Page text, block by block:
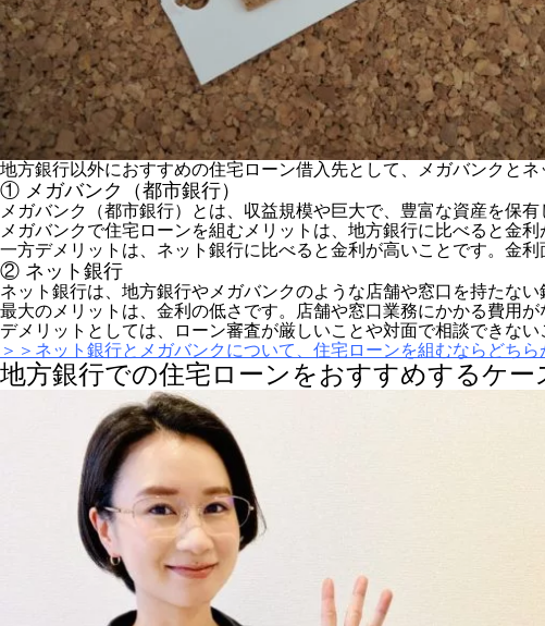
地方銀行以外におすすめの住宅ローン借入先として、メガバンクと
① メガバンク（都市銀行）
メガバンク（都市銀行）とは、収益規模や巨大で、豊富な資産を保
メガバンクで住宅ローンを組むメリットは、地方銀行に比べると金
一方デメリットは、ネット銀行に比べると金利が高いことです。金
② ネット銀行
ネット銀行は、地方銀行やメガバンクのような店舗や窓口を持たない
最大のメリットは、金利の低さです。店舗や窓口業務にかかる費用
デメリットとしては、ローン審査が厳しいことや対面で相談できない
＞＞ネット銀行とメガバンクについて、住宅ローンを組むならどち
地方銀行での住宅ローンをおすすめするケー